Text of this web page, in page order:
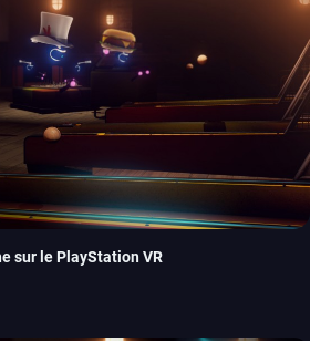
sur le PlayStation VR